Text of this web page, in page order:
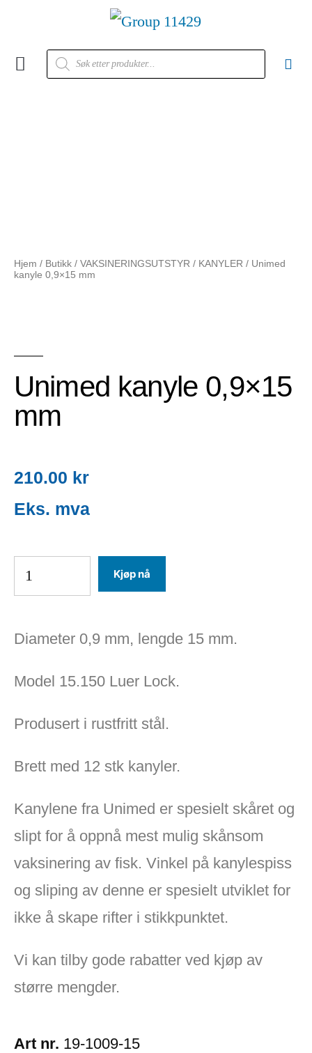
Hjem / Butikk / VAKSINERINGSUTSTYR / KANYLER / Unimed
kanyle 0,9×15 mm
Unimed kanyle 0,9×15
mm
210.00 kr
Kjøp nå
Diameter 0,9 mm, lengde 15 mm.
Model 15.150 Luer Lock.
Produsert i rustfritt stål.
Brett med 12 stk kanyler.
Kanylene fra Unimed er spesielt skåret og
slipt for å oppnå mest mulig skånsom
vaksinering av fisk. Vinkel på kanylespiss
og sliping av denne er spesielt utviklet for
ikke å skape rifter i stikkpunktet.
Vi kan tilby gode rabatter ved kjøp av
større mengder.
Art nr. 19-1009-15